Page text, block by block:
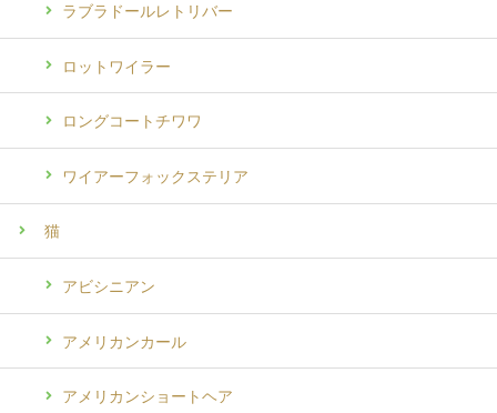
ラブラドールレトリバー
ロットワイラー
ロングコートチワワ
ワイアーフォックステリア
猫
アビシニアン
アメリカンカール
アメリカンショートヘア